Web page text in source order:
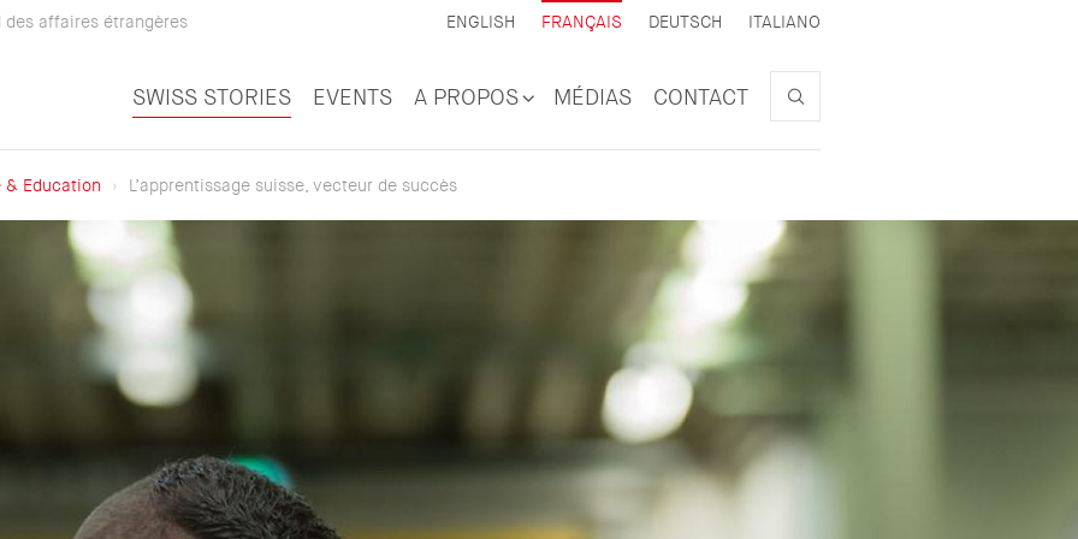
des affaires étrangères ENGLISH FRANÇAIS ACTIFDEUTSCH ITALIANO
SWISS STORIES EVENTS A PROPOS MÉDIAS CONTACT Search
& Education L’apprentissage suisse, vecteur de succès